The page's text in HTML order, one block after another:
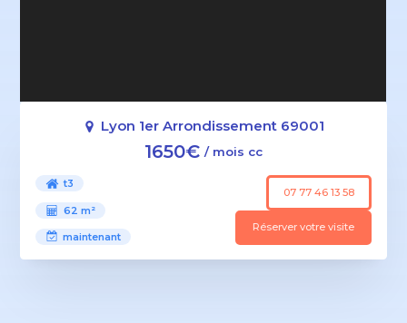
Lyon 1er Arrondissement 69001
1650€ / mois cc
t3
62 m²
maintenant
07 77 46 13 58
Réserver votre visite